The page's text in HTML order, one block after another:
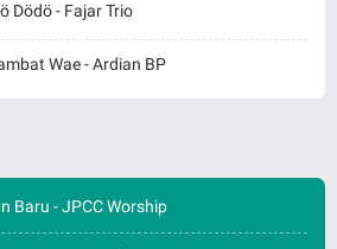
Dödö - Fajar Trio
Wae - Ardian BP
Baru - JPCC Worship